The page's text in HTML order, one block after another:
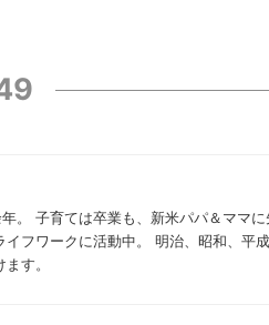
。 子育ては卒業も、新米パパ＆ママに
フワークに活動中。 明治、昭和、平
す。